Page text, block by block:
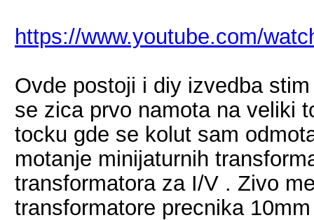
https://www.youtube.com/
Ovde postoji i diy izvedba
se zica prvo namota na veliki
tocku gde se kolut sam
motanje minijaturnih
transformatora za I/V . Zivo
transformatore precnika